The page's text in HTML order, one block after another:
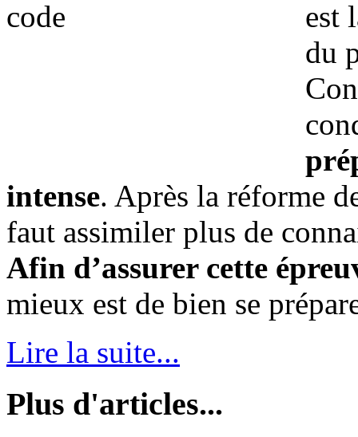
est
du
intense. Après la réforme
faut assimiler plus de
Afin d’assurer cette
mieux est de bien se
Lire la suite...
Plus d'articles...